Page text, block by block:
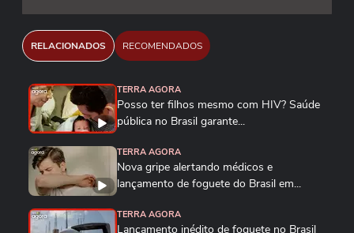
RELACIONADOS RECOMENDADOS
TERRA AGORA
Posso ter filhos mesmo com HIV? Saúde
pública no Brasil garante...
TERRA AGORA
Nova gripe alertando médicos e
lançamento de foguete do Brasil em...
TERRA AGORA
Lançamento inédito de foguete no Brasil